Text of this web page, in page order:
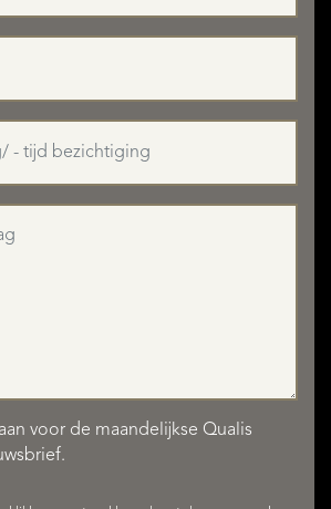
voor de maandelijkse Qualis